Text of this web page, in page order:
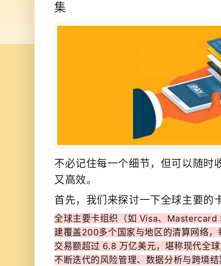
集
不必记住每一个细节，但可以随时
又高效。
首先，我们来探讨一下全球主要的
全球主要卡组织（如 Visa、
建覆盖200多个国家与地区的清算网络
交易额超过 6.8 万亿美元，堪称现代全
不断迭代的风险管理、数据分析与跨境